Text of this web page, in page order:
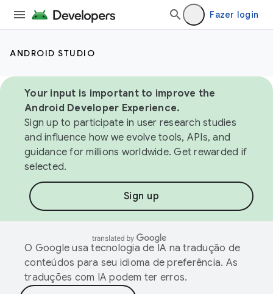
Fazer login
ANDROID STUDIO
Your input is important to improve the
Android Developer Experience.
Sign up to participate in user research studies
and influence how we evolve tools, APIs, and
guidance for millions worldwide. Get rewarded if
selected.
Sign up
O Google usa tecnologia de IA na tradução de
conteúdos para seu idioma de preferência. As
traduções com IA podem ter erros.